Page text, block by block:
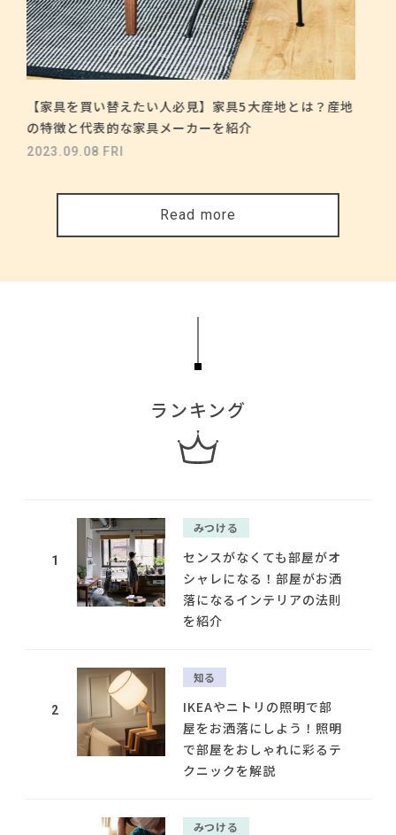
【家具を買い替えたい人必見】家具5大産地とは？産地
の特徴と代表的な家具メーカーを紹介
2023.09.08 FRI
Read more
ランキング
1
みつける
センスがなくても部屋がオ
シャレになる！部屋がお洒
落になるインテリアの法則
を紹介
2
知る
IKEAやニトリの照明で部
屋をお洒落にしよう！照明
で部屋をおしゃれに彩るテ
クニックを解説
みつける